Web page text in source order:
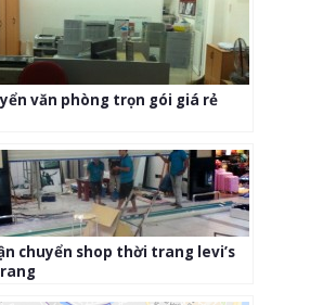
văn phòng trọn gói giá rẻ
chuyển shop thời trang levi’s